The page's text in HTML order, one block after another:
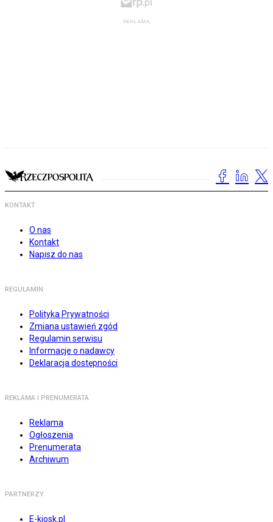
KONTAKT
O nas
Kontakt
Napisz do nas
REGULAMIN
Polityka Prywatności
Zmiana ustawień zgód
Regulamin serwisu
Informacje o nadawcy
Deklaracja dostępności
REKLAMA I PRENUMERATA
Reklama
Ogłoszenia
Prenumerata
Archiwum
PARTNERZY
E-kiosk.pl